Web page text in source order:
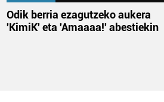
Odik berria ezagutzeko aukera
'KimiK' eta 'Amaaaa!' abestiekin